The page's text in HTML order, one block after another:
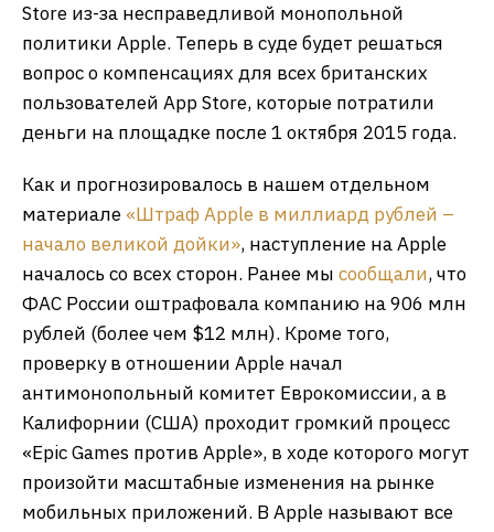
Store из-за несправедливой монопольной
политики Apple. Теперь в суде будет решаться
вопрос о компенсациях для всех британских
пользователей App Store, которые потратили
деньги на площадке после 1 октября 2015 года.
Как и прогнозировалось в нашем отдельном
материале «Штраф Apple в миллиард рублей –
начало великой дойки», наступление на Apple
началось со всех сторон. Ранее мы сообщали, что
ФАС России оштрафовала компанию на 906 млн
рублей (более чем $12 млн). Кроме того,
проверку в отношении Apple начал
антимонопольный комитет Еврокомиссии, а в
Калифорнии (США) проходит громкий процесс
«Epic Games против Apple», в ходе которого могут
произойти масштабные изменения на рынке
мобильных приложений. В Apple называют все